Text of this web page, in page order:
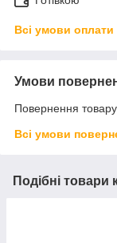
Всі умови оплати
Умови
Повернення
Всі умови
Подібні товари